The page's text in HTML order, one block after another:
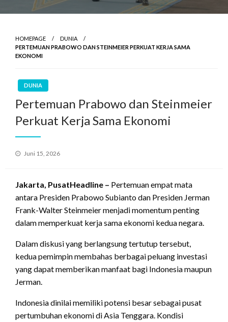
HOMEPAGE
DUNIA
PERTEMUAN PRABOWO DAN STEINMEIER PERKUAT KERJA SAMA
EKONOMI
DUNIA
Pertemuan Prabowo dan Steinmeier
Perkuat Kerja Sama Ekonomi
Posted
Juni 15, 2026
Jakarta, PusatHeadline – Pertemuan empat mata
antara Presiden Prabowo Subianto dan Presiden Jerman
Frank-Walter Steinmeier menjadi momentum penting
dalam memperkuat kerja sama ekonomi kedua negara.
Dalam diskusi yang berlangsung tertutup tersebut,
kedua pemimpin membahas berbagai peluang investasi
yang dapat memberikan manfaat bagi Indonesia maupun
Jerman.
Indonesia dinilai memiliki potensi besar sebagai pusat
pertumbuhan ekonomi di Asia Tenggara. Kondisi